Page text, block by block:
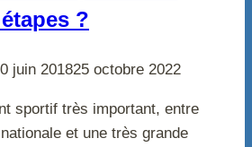
?
juin 201825 octobre 2022
sportif très important, entre
et une très grande